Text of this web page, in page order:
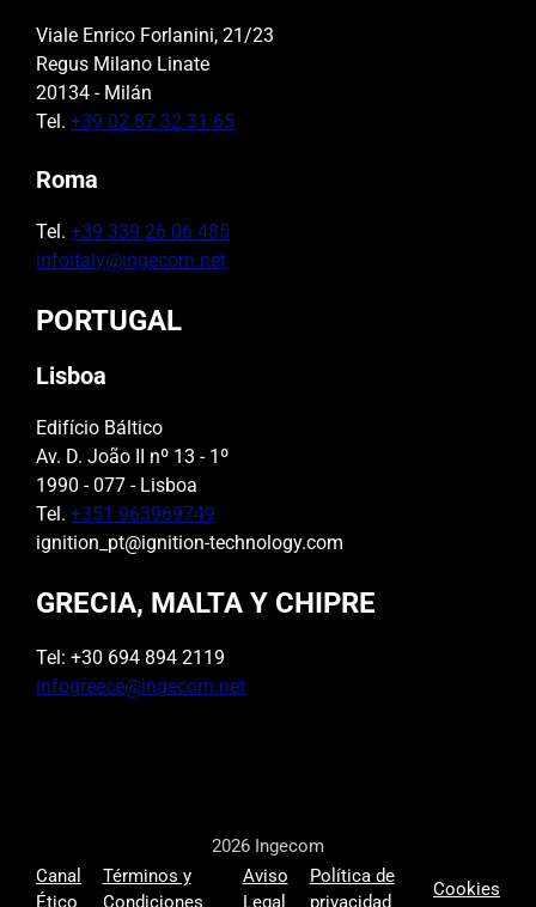
Viale Enrico Forlanini, 21/23
Regus Milano Linate
20134 - Milán
Tel. +39 02 87 32 31 65
Roma
Tel. +39 339 26 06 485
infoitaly@ingecom.net
PORTUGAL
Lisboa
Edifício Báltico
Av. D. João II nº 13 - 1º
1990 - 077 - Lisboa
Tel. +351 963969749
ignition_pt@ignition-technology.com
GRECIA, MALTA Y CHIPRE
Tel: +30 694 894 2119
infogreece@ingecom.net
2026 Ingecom
Canal
Términos y
Aviso
Política de
Cookies